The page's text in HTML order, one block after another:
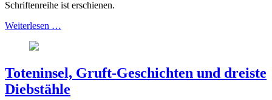
Schriftenreihe ist erschienen.
Weiterlesen …
Toteninsel, Gruft-Geschichten und dreiste
Diebstähle